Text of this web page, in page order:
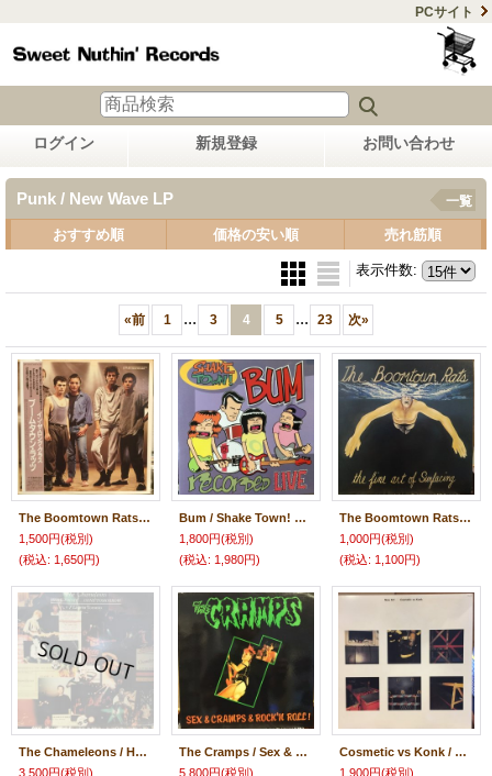
PCサイト
ログイン 新規登録 お問い合わせ
Punk / New Wave LP 一覧
おすすめ順 価格の安い順 売れ筋順
表示件数:
«前 1 ... 3 4 5 ... 23 次»
The Boomtown Rats / In The Long Grass
1,500円(税別)
(税込: 1,650円)
Bum / Shake Town! Recorded Live
1,800円(税別)
(税込: 1,980円)
The Boomtown Rats / The Fine Art Of Surfacing
1,000円(税別)
(税込: 1,100円)
The Chameleons / Here Today... Gone Tomorrow + Live In Toronto
3,500円(税別)
The Cramps / Sex & Cramps & Rock 'N Roll !
5,800円(税別)
Cosmetic vs Konk / Now N.Y.
1,900円(税別)